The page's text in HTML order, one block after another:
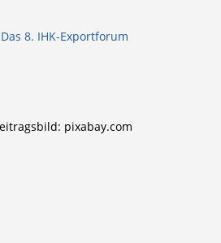
Das 8. IHK-Exportforum
pixabay.com